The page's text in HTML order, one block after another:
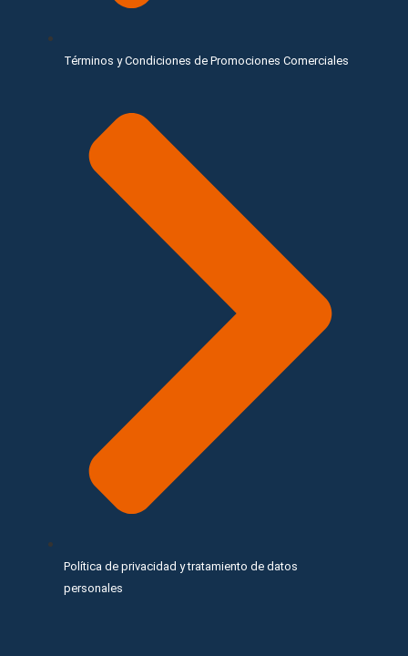
Términos y Condiciones de Promociones Comerciales
Política de privacidad y tratamiento de datos
personales